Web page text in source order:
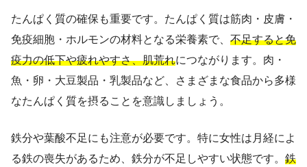
たんぱく質の確保も重要です。たんぱく質は筋肉・皮膚・
免疫細胞・ホルモンの材料となる栄養素で、 不足すると免
疫力の低下や疲れやすさ、肌荒れにつながります。肉・
魚・卵・大豆製品・乳製品など、さまざまな食品から多様
なたんぱく質を摂ることを意識しましょう。
鉄分や葉酸不足にも注意が必要です。特に女性は月経によ
る鉄の喪失があるため、鉄分が不足しやすい状態です。 鉄